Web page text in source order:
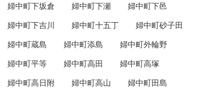
婦中町下坂倉
婦中町下瀬
婦中町下邑
婦中町下吉川
婦中町十五丁
婦中町砂子田
婦中町蔵島
婦中町添島
婦中町外輪野
婦中町平等
婦中町高田
婦中町高塚
婦中町高日附
婦中町高山
婦中町田島